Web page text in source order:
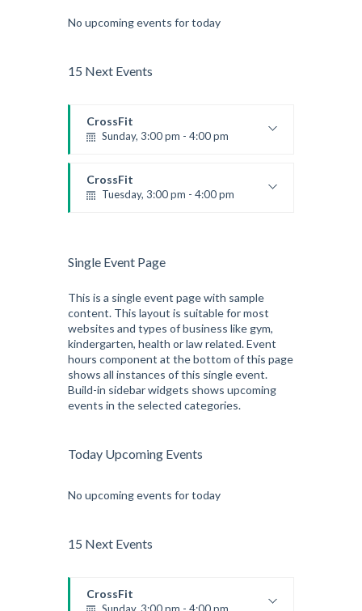
No upcoming events for today
15 Next Events
CrossFit
Sunday, 3:00 pm - 4:00 pm
Kevin Nomak
CrossFit
Tuesday, 3:00 pm - 4:00 pm
Single Event Page
This is a single event page with sample
content. This layout is suitable for most
websites and types of business like gym,
kindergarten, health or law related. Event
hours component at the bottom of this page
shows all instances of this single event.
Build-in sidebar widgets shows upcoming
events in the selected categories.
Today Upcoming Events
No upcoming events for today
15 Next Events
CrossFit